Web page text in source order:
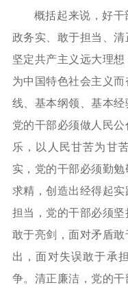
概括起来说，好
政务实、敢于担当、
坚定共产主义远大理
为中国特色社会主义
线、基本纲领、基本经
党的干部必须做人民
乐，以人民甘苦为甘
实，党的干部必须勤
求精，创造出经得起
担当，党的干部必须
敢于亮剑，面对矛盾
出，面对失误敢于承
争。清正廉洁，党的